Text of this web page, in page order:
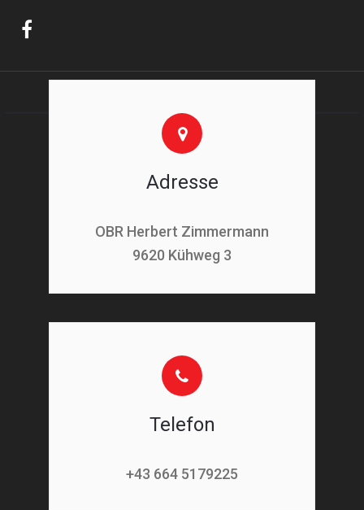
Adresse
OBR Herbert Zimmermann
9620 Kühweg 3
Telefon
+43 664 5179225